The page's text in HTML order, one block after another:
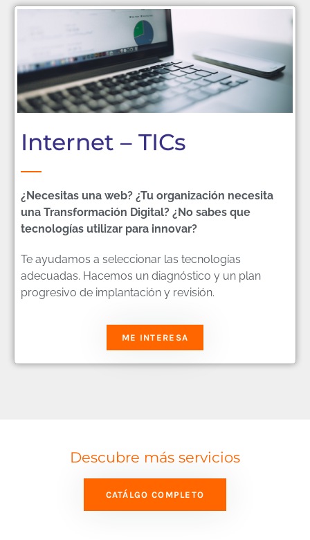
Internet – TICs
¿Necesitas una web? ¿Tu organización necesita
una Transformación Digital? ¿No sabes que
tecnologías utilizar para innovar?
Te ayudamos a seleccionar las tecnologías
adecuadas. Hacemos un diagnóstico y un plan
progresivo de implantación y revisión.
ME INTERESA
Descubre más servicios
CATÁLGO COMPLETO